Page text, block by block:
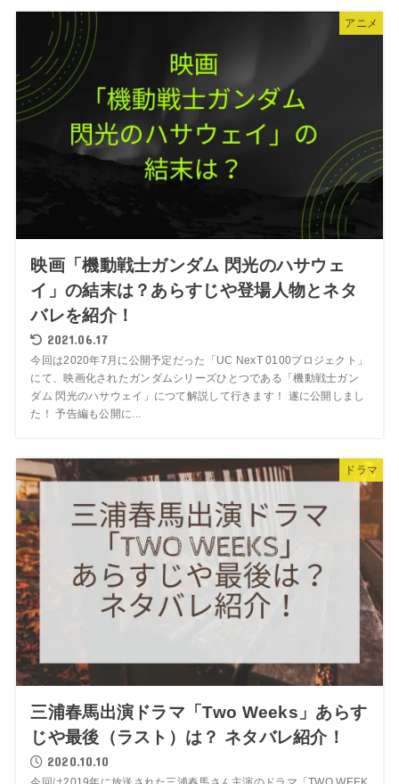
アニメ
映画「機動戦士ガンダム 閃光のハサウェ
イ」の結末は？あらすじや登場人物とネタ
バレを紹介！
2021.06.17
今回は2020年7月に公開予定だった「UC NexT 0100プロジェクト」
にて、映画化されたガンダムシリーズひとつである「機動戦士ガン
ダム 閃光のハサウェイ」につて解説して行きます！ 遂に公開しまし
た！ 予告編も公開に...
ドラマ
三浦春馬出演ドラマ「Two Weeks」あらす
じや最後（ラスト）は？ ネタバレ紹介！
2020.10.10